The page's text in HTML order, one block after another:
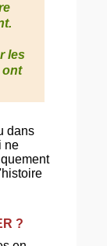
les
ont
dans
ne
?